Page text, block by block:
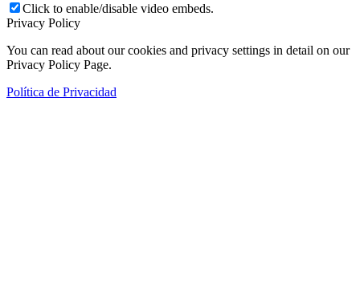
Click to enable/disable video embeds.
Privacy Policy
You can read about our cookies and privacy settings in detail on our
Privacy Policy Page.
Política de Privacidad